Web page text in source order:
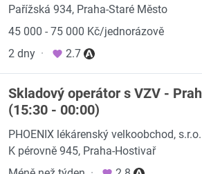
Pařížská 934, Praha-Staré Město
45 000 - 75 000 Kč/jednorázově
2 dny · 2.7
Skladový operátor s VZV -
(15:30 - 00:00)
PHOENIX lékárenský velkoobchod, s.r.o.
K pérovně 945, Praha-Hostivař